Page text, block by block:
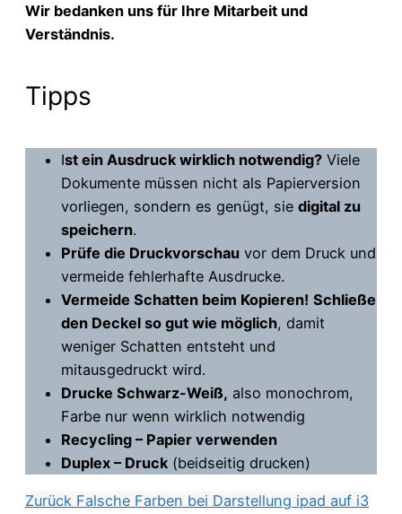
Wir bedanken uns für Ihre Mitarbeit und
Verständnis.
Tipps
Ist ein Ausdruck wirklich notwendig? Viele
Dokumente müssen nicht als Papierversion
vorliegen, sondern es genügt, sie digital zu
speichern.
Prüfe die Druckvorschau vor dem Druck und
vermeide fehlerhafte Ausdrucke.
Vermeide Schatten beim Kopieren! Schließe
den Deckel so gut wie möglich, damit
weniger Schatten entsteht und
mitausgedruckt wird.
Drucke Schwarz-Weiß, also monochrom,
Farbe nur wenn wirklich notwendig
Recycling – Papier verwenden
Duplex – Druck (beidseitig drucken)
Zurück Falsche Farben bei Darstellung ipad auf i3